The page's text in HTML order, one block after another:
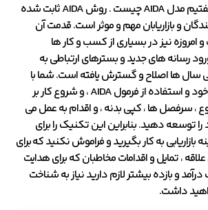
در این مقاله به شما گفتیم مدل AIDA چیست . روش AIDA ثابت شده
و بازاریابان مهم و موثر است. قدمت آن
است و امروزه نیز در بسیاری از کسب و کار ها
رسانه های جدید و بسترهای ارتباطی به
سال ها اصلاح و گسترش یافته است. شما با
درک شخصیت خریدار خود و استفاده از فرمول AIDA ، و شروع کار بر
، سرفصل ها ، کپی بدنه ، و اقدام به عمل می
توسعه دهید. بنابراین این تکنیک را برای
به کار بگیرید و فراموش نکنید که برای
، تمایل و اقدامات مخاطبان که برای هدایت
و بازده بیشتر لازم دارید نیاز به شناخت
داشت.